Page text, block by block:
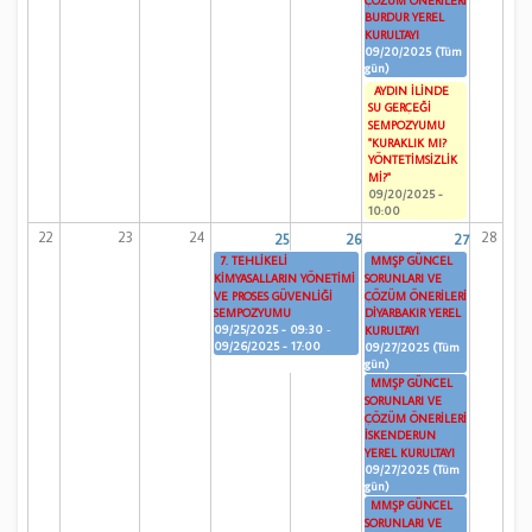
BURDUR YEREL
KURULTAYI
09/20/2025 (Tüm
gün)
AYDIN İLİNDE
SU GERÇEĞİ
SEMPOZYUMU
"KURAKLIK MI?
YÖNTETİMSİZLİK
Mİ?"
09/20/2025 -
10:00
22 23 24 25 26 27 28
7. TEHLİKELİ
KİMYASALLARIN YÖNETİMİ
VE PROSES GÜVENLİĞİ
SEMPOZYUMU
09/25/2025 - 09:30 -
09/26/2025 - 17:00
MMŞP GÜNCEL
SORUNLARI VE
ÇÖZÜM ÖNERİLERİ
DİYARBAKIR YEREL
KURULTAYI
09/27/2025 (Tüm
gün)
MMŞP GÜNCEL
SORUNLARI VE
ÇÖZÜM ÖNERİLERİ
İSKENDERUN
YEREL KURULTAYI
09/27/2025 (Tüm
gün)
MMŞP GÜNCEL
SORUNLARI VE